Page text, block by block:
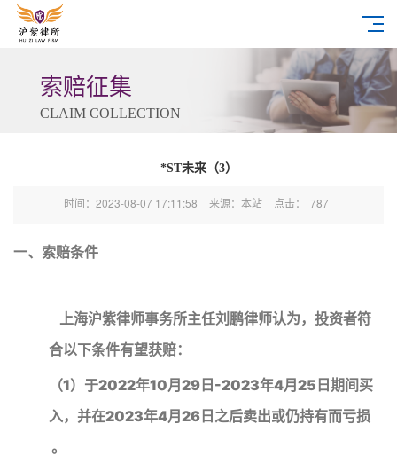
索赔征集
CLAIM COLLECTION
*ST未来（3）
时间：2023-08-07 17:11:58 来源：本站 点击： 787
一、索赔条件
上海沪紫律师事务所主任刘鹏律师认为，投资者符
合以下条件有望获赔：
（1）于2022年10月29日-2023年4月25日期间买
入，并在2023年4月26日之后卖出或仍持有而亏损
。